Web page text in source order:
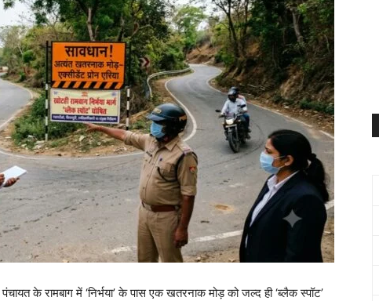
के रामबाग में ‘निर्भया’ के पास एक खतरनाक मोड़ को जल्द ही ‘ब्लैक स्पॉट’